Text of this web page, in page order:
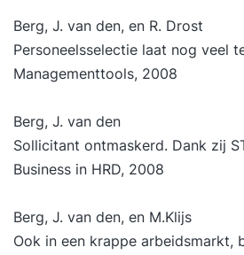
Berg, J. van den, en R. Drost
Personeelsselectie laat nog veel
Managementtools, 2008
Berg, J. van den
Sollicitant ontmaskerd. Dank zij
Business in HRD, 2008
Berg, J. van den, en M.Klijs
Ook in een krappe arbeidsmarkt,